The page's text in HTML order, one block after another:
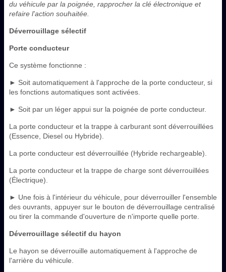
du véhicule par la poignée, rapprocher la clé électronique et
refaire l'action souhaitée.
Déverrouillage sélectif
Porte conducteur
Ce système fonctionne :
► Soit automatiquement à l'approche de la porte conducteur, si
les fonctions automatiques sont activées.
► Soit par un léger appui sur la poignée de porte conducteur.
La porte conducteur et la trappe à carburant sont déverrouillées
(Essence, Diesel ou Hybride).
La porte conducteur est déverrouillée (Hybride rechargeable).
La porte conducteur et la trappe de charge sont déverrouillées
(Électrique).
► Une fois à l'intérieur du véhicule, pour déverrouiller l'ensemble
des ouvrants, appuyer sur le bouton de déverrouillage centralisé
ou tirer la commande d'ouverture de n'importe quelle porte.
Déverrouillage sélectif du hayon
Le hayon se déverrouille automatiquement à l'approche de
l'arrière du véhicule.